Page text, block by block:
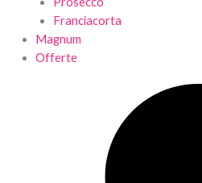
Franciacorta
Magnum
Offerte